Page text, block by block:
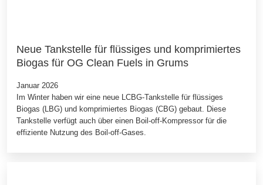
Neue Tankstelle für flüssiges und komprimiertes
Biogas für OG Clean Fuels in Grums
Januar 2026
Im Winter haben wir eine neue LCBG-Tankstelle für flüssiges
Biogas (LBG) und komprimiertes Biogas (CBG) gebaut. Diese
Tankstelle verfügt auch über einen Boil-off-Kompressor für die
effiziente Nutzung des Boil-off-Gases.